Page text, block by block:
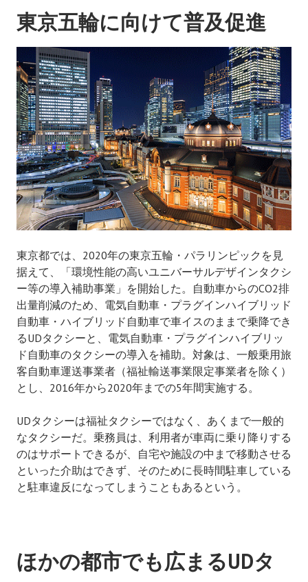
東京五輪に向けて普及促進
東京都では、2020年の東京五輪・パラリンピックを見
据えて、「環境性能の高いユニバーサルデザインタクシ
ー等の導入補助事業」を開始した。自動車からのCO2排
出量削減のため、電気自動車・プラグインハイブリッド
自動車・ハイブリッド自動車で車イスのままで乗降でき
るUDタクシーと、電気自動車・プラグインハイブリッ
ド自動車のタクシーの導入を補助。対象は、一般乗用旅
客自動車運送事業者（福祉輸送事業限定事業者を除く）
とし、2016年から2020年までの5年間実施する。
UDタクシーは福祉タクシーではなく、あくまで一般的
なタクシーだ。乗務員は、利用者が車両に乗り降りする
のはサポートできるが、自宅や施設の中まで移動させる
といった介助はできず、そのために長時間駐車している
と駐車違反になってしまうこともあるという。
ほかの都市でも広まるUDタ